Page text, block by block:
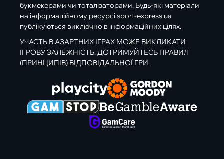
букмекерами чи тоталізаторами. Будь-які матеріали
на інформаційному ресурсі sport-express.ua
публікуються виключно в інформаційних цілях.
УЧАСТЬ В АЗАРТНИХ ІГРАХ МОЖЕ ВИКЛИКАТИ
ІГРОВУ ЗАЛЕЖНІСТЬ. ДОТРИМУЙТЕСЬ ПРАВИЛ
(ПРИНЦИПІВ) ВІДПОВІДАЛЬНОЇ ГРИ.